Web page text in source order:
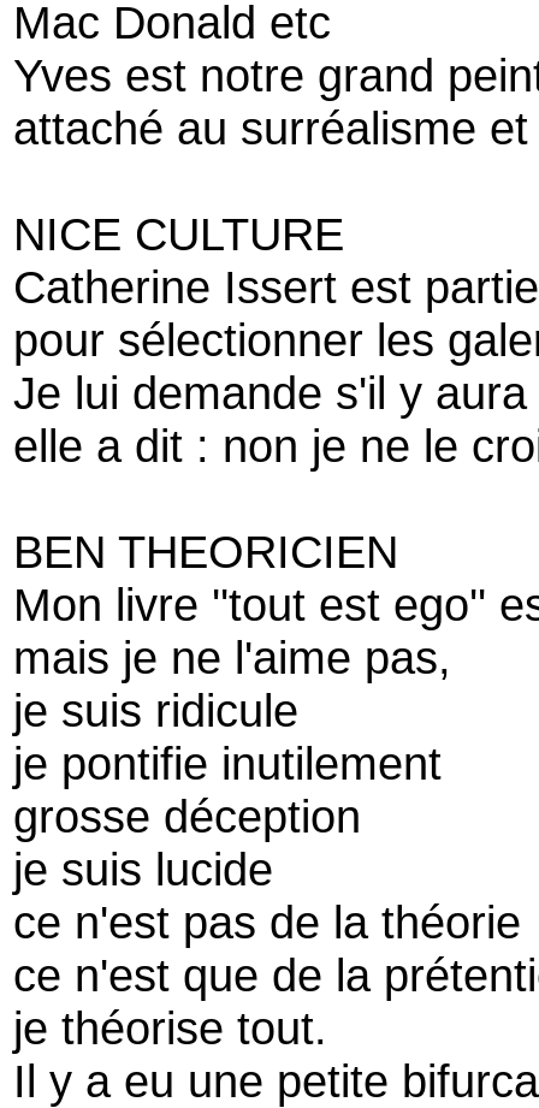
Mac Donald etc
Yves est notre grand
attaché au surréalisme
NICE CULTURE
Catherine Issert est
pour sélectionner les
Je lui demande s'il y
elle a dit : non je ne le
BEN THEORICIEN
Mon livre ''tout est ego''
mais je ne l'aime pas,
je suis ridicule
je pontifie inutilement
grosse déception
je suis lucide
ce n'est pas de la théorie
ce n'est que de la
je théorise tout.
Il y a eu une petite